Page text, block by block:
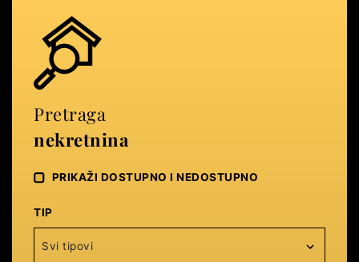
Pretraga
nekretnina
PRIKAŽI DOSTUPNO I NEDOSTUPNO
TIP
Svi tipovi